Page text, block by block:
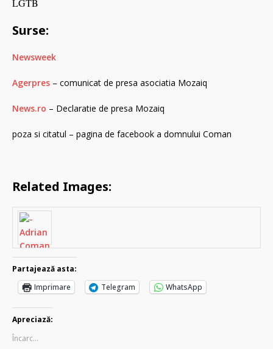
LGTB
Surse:
Newsweek
Agerpres – comunicat de presa asociatia Mozaiq
News.ro – Declaratie de presa Mozaiq
poza si citatul – pagina de facebook a domnului Coman
Related Images:
Partajează asta:
Imprimare
Telegram WhatsApp
Apreciază:
Încarc...